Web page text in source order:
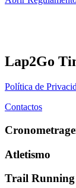
Lap2Go
Política de
Contactos
Atletismo
Trail Running